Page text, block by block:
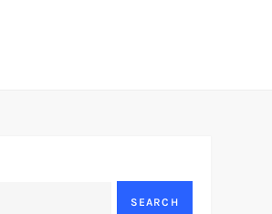
SEARCH